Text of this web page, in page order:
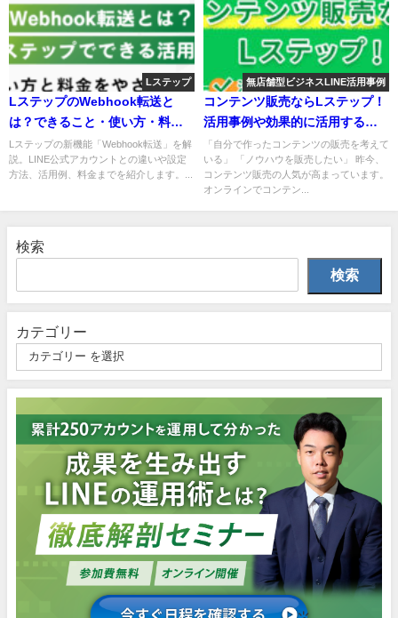
Lステップ
LステップのWebhook転送と
は？できること・使い方・料金
まで解説
Lステップの新機能「Webhook転送」を
解説。LINE公式アカウントとの違いや設
定方法、活用例、料金までを紹介しま
無店舗型ビジネスLINE活用事例
コンテンツ販売ならLステッ
プ！活用事例や効果的に活用す
る方法を徹底解説
「自分で作ったコンテンツの販売を考え
ている」 「ノウハウを販売したい」 昨
今、コンテンツ販売の人気が高まってい
ます。 オンラインでコンテン...
検索
検索
カテゴリー